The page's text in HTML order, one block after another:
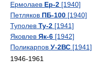
Ермолаев Ер-2 [1940]
Петляков ПБ-100 [1940]
Туполев Ту-2 [1941]
Яковлев Як-6 [1942]
Поликарпов У-2ВС [1941]
1946-1961